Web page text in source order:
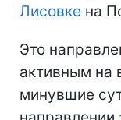
Лисовке на
Это
активным на
минувшие